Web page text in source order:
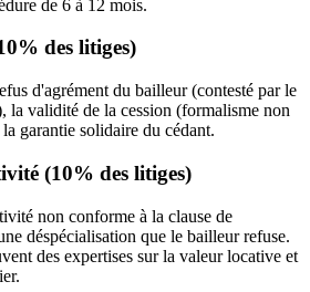
de 6 à 12 mois.
des litiges)
d'agrément du bailleur (contesté par le
la validité de la cession (formalisme non
garantie solidaire du cédant.
(10% des litiges)
non conforme à la clause de
déspécialisation que le bailleur refuse.
des expertises sur la valeur locative et